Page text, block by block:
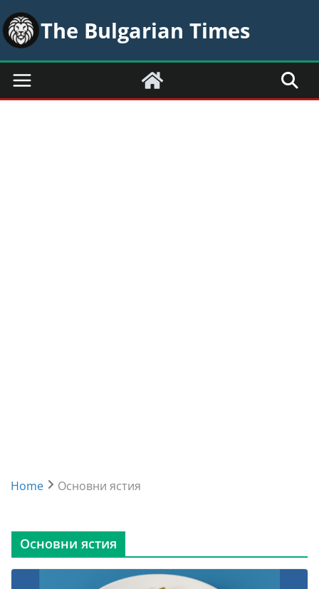
Skip
to
content
The Bulgarian Times
Home Основни ястия
Основни ястия